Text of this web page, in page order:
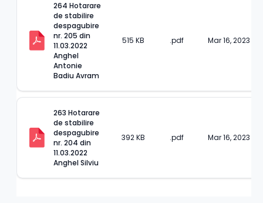
264 Hotarare
de stabilire
despagubire
nr. 205 din
11.03.2022
Anghel
Antonie
Badiu Avram
515 KB .pdf Mar 16, 2023
263 Hotarare
de stabilire
despagubire
nr. 204 din
11.03.2022
Anghel Silviu
392 KB .pdf Mar 16, 2023